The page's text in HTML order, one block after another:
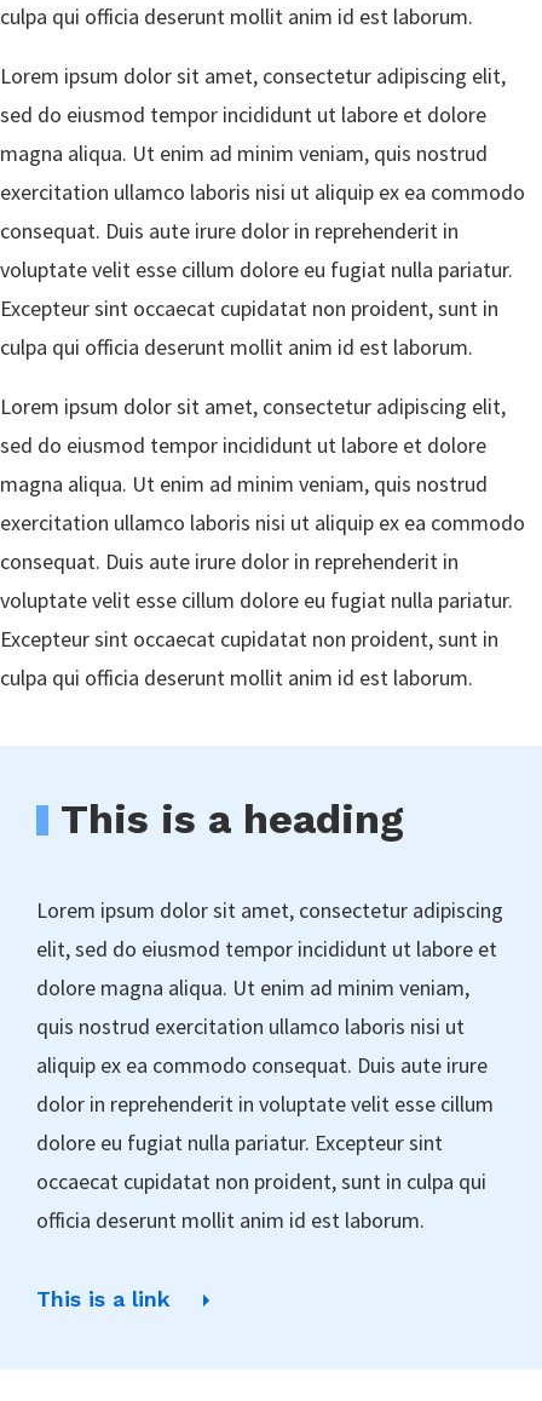
culpa qui officia deserunt mollit anim id est laborum.
Lorem ipsum dolor sit amet, consectetur adipiscing elit,
sed do eiusmod tempor incididunt ut labore et dolore
magna aliqua. Ut enim ad minim veniam, quis nostrud
exercitation ullamco laboris nisi ut aliquip ex ea commodo
consequat. Duis aute irure dolor in reprehenderit in
voluptate velit esse cillum dolore eu fugiat nulla pariatur.
Excepteur sint occaecat cupidatat non proident, sunt in
culpa qui officia deserunt mollit anim id est laborum.
Lorem ipsum dolor sit amet, consectetur adipiscing elit,
sed do eiusmod tempor incididunt ut labore et dolore
magna aliqua. Ut enim ad minim veniam, quis nostrud
exercitation ullamco laboris nisi ut aliquip ex ea commodo
consequat. Duis aute irure dolor in reprehenderit in
voluptate velit esse cillum dolore eu fugiat nulla pariatur.
Excepteur sint occaecat cupidatat non proident, sunt in
culpa qui officia deserunt mollit anim id est laborum.
This is a heading
Lorem ipsum dolor sit amet, consectetur adipiscing
elit, sed do eiusmod tempor incididunt ut labore et
dolore magna aliqua. Ut enim ad minim veniam,
quis nostrud exercitation ullamco laboris nisi ut
aliquip ex ea commodo consequat. Duis aute irure
dolor in reprehenderit in voluptate velit esse cillum
dolore eu fugiat nulla pariatur. Excepteur sint
occaecat cupidatat non proident, sunt in culpa qui
officia deserunt mollit anim id est laborum.
This is a link